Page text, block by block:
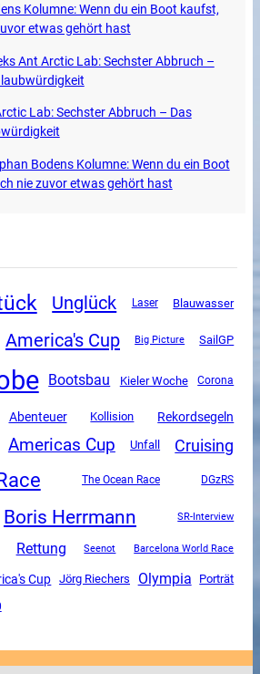
Kolumne: Wenn du ein Boot kaufst,
etwas gehört hast
Ant Arctic Lab: Sechster Abbruch –
Lab: Sechster Abbruch – Das
Bodens Kolumne: Wenn du ein Boot
nie zuvor etwas gehört hast
Unglück Laser Blauwasser
America's Cup Big Picture SailGP
Bootsbau Kieler Woche Corona
Abenteuer Kollision Rekordsegeln
Americas Cup Unfall Cruising
The Ocean Race DGzRS
Boris Herrmann SR-Interview
Rettung Seenot Barcelona World Race
Cup Jörg Riechers Olympia Porträt